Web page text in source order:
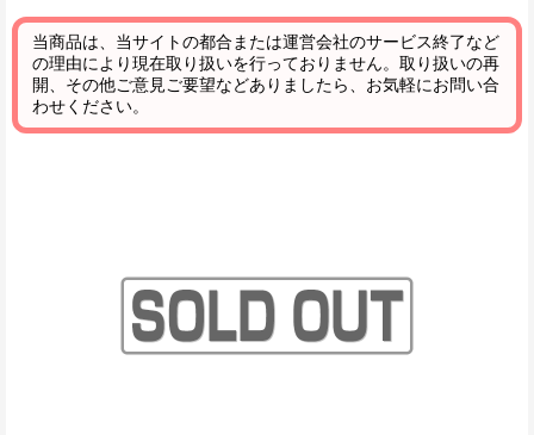
当商品は、当サイトの都合または運営会社のサービス終了など
の理由により現在取り扱いを行っておりません。取り扱いの再
開、その他ご意見ご要望などありましたら、お気軽にお問い合
わせください。